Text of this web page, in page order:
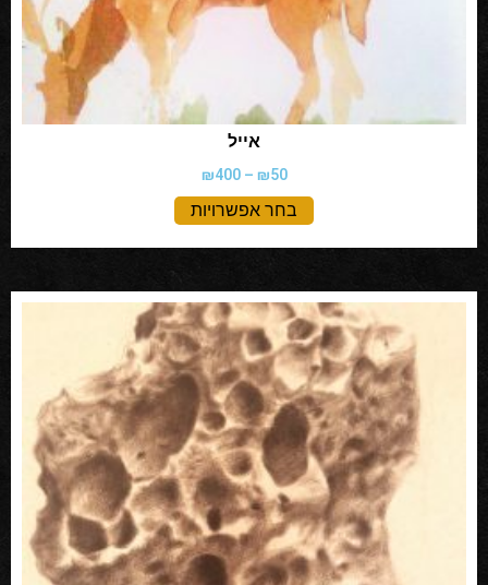
אייל
₪50
–
₪400
בחר אפשרויות